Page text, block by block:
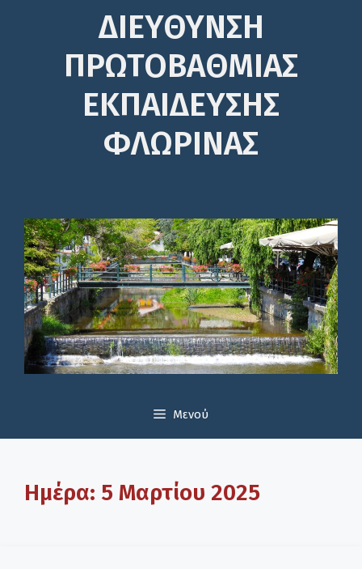
ΔΙΕΎΘΥΝΣΗ
ΠΡΩΤΟΒΆΘΜΙΑΣ
ΕΚΠΑΊΔΕΥΣΗΣ
ΦΛΩΡΙΝΑΣ
Μενού
Ημέρα: 5 Μαρτίου 2025